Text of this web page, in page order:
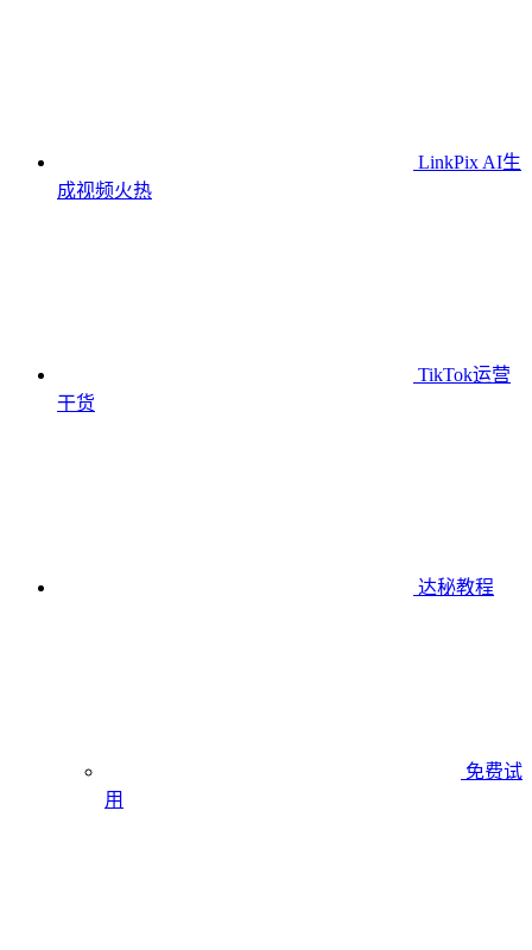
LinkPix AI生
成视频火热
TikTok运营
干货
达秘教程
免费试
用